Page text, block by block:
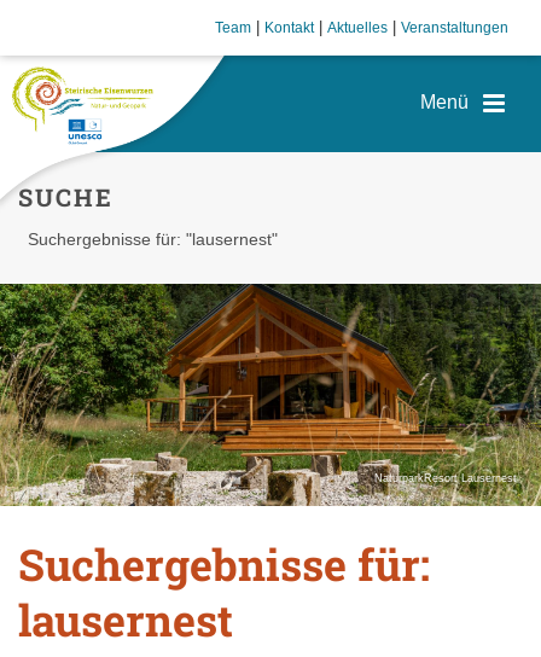
Team Kontakt| Aktuelles Veranstaltungen
SUCHE
Suchergebnisse für: "lausernest"
NaturparkResort Lausernest
Suchergebnisse für:
lausernest